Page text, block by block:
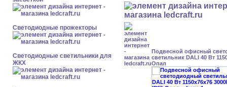
Светодиодные прожекторы
Светодиодные светильники для
ЖКХ
Подвесной офисный
светильник DALI 40 Вт
Опал